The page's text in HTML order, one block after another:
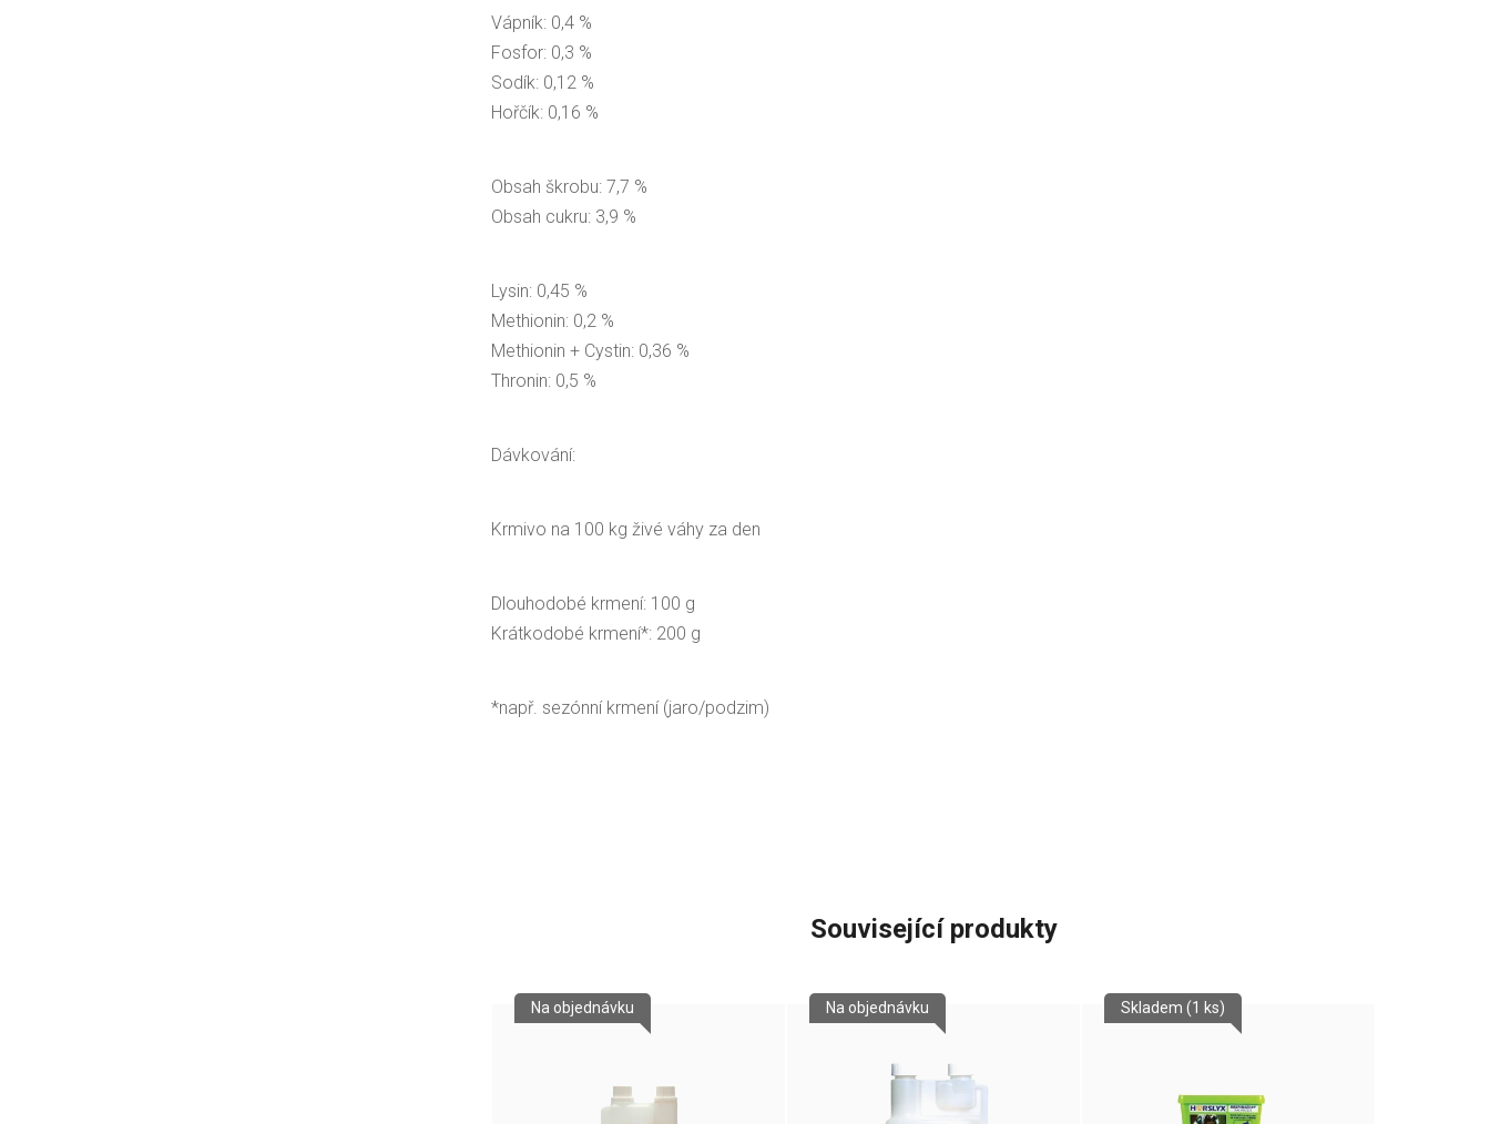
Vápník: 0,4 %
Fosfor: 0,3 %
Sodík: 0,12 %
Hořčík: 0,16 %
Obsah škrobu: 7,7 %
Obsah cukru: 3,9 %
Lysin: 0,45 %
Methionin: 0,2 %
Methionin + Cystin: 0,36 %
Thronin: 0,5 %
Dávkování:
Krmivo na 100 kg živé váhy za den
Dlouhodobé krmení: 100 g
Krátkodobé krmení*: 200 g
*např. sezónní krmení (jaro/podzim)
Související produkty
Na objednávku Na objednávku Skladem (1 ks)